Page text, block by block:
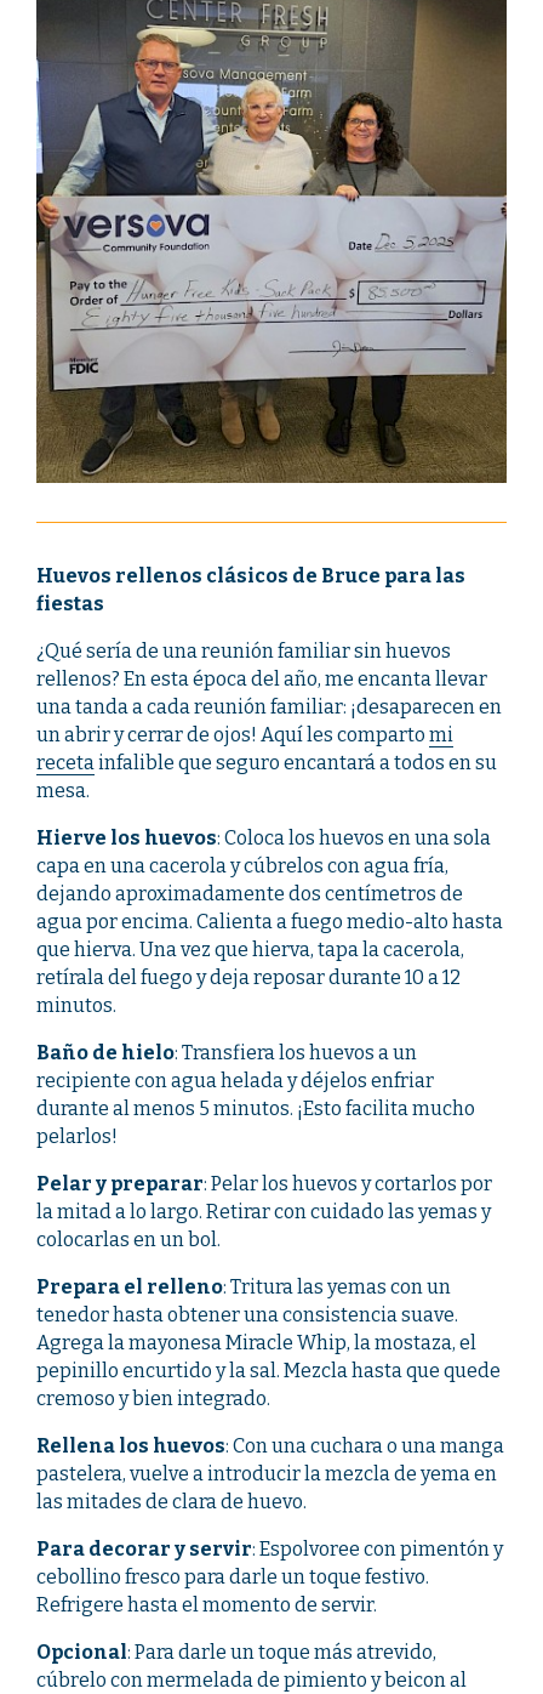
Huevos rellenos clásicos de Bruce para las
fiestas
¿Qué sería de una reunión familiar sin huevos
rellenos? En esta época del año, me encanta llevar
una tanda a cada reunión familiar: ¡desaparecen en
un abrir y cerrar de ojos! Aquí les comparto mi
recetainfalible que seguro encantará a todos en su
mesa.
Hierve los huevos: Coloca los huevos en una sola
capa en una cacerola y cúbrelos con agua fría,
dejando aproximadamente dos centímetros de
agua por encima. Calienta a fuego medio-alto hasta
que hierva. Una vez que hierva, tapa la cacerola,
retírala del fuego y deja reposar durante 10 a 12
minutos.
Baño de hielo: Transfiera los huevos a un
recipiente con agua helada y déjelos enfriar
durante al menos 5 minutos. ¡Esto facilita mucho
pelarlos!
Pelar y preparar: Pelar los huevos y cortarlos por
la mitad a lo largo. Retirar con cuidado las yemas y
colocarlas en un bol.
Prepara el relleno: Tritura las yemas con un
tenedor hasta obtener una consistencia suave.
Agrega la mayonesa Miracle Whip, la mostaza, el
pepinillo encurtido y la sal. Mezcla hasta que quede
cremoso y bien integrado.
Rellena los huevos: Con una cuchara o una manga
pastelera, vuelve a introducir la mezcla de yema en
las mitades de clara de huevo.
Para decorar y servir: Espolvoree con pimentón y
cebollino fresco para darle un toque festivo.
Refrigere hasta el momento de servir.
Opcional: Para darle un toque más atrevido,
cúbrelo con mermelada de pimiento y beicon al